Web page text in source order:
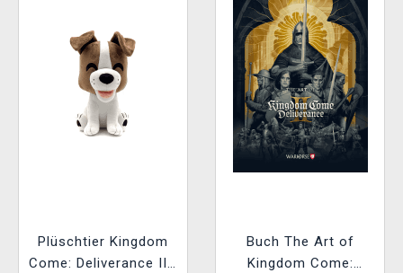
Plüschtier Kingdom
Come: Deliverance II -
Buch The Art of
Kingdom Come: